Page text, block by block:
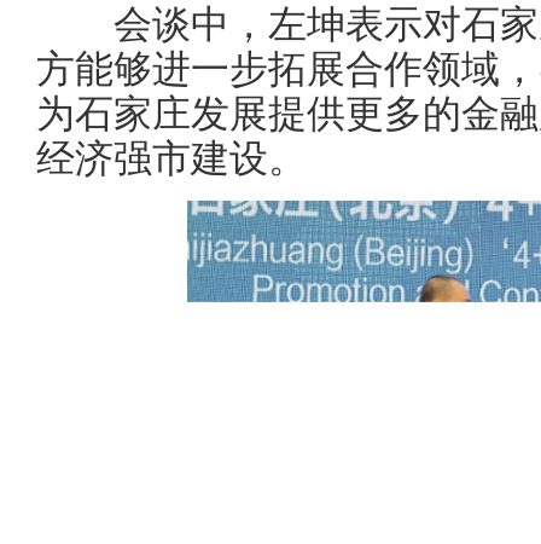
会谈中，左坤表示对石家
方能够进一步拓展合作领域
为石家庄发展提供更多的金
经济强市建设。